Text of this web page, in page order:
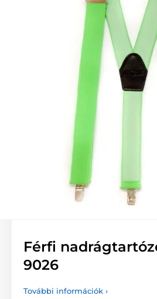
Férfi
9026
További információk ›